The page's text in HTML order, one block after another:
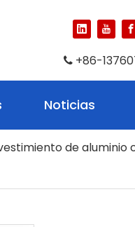
 +86-
Noticias
de